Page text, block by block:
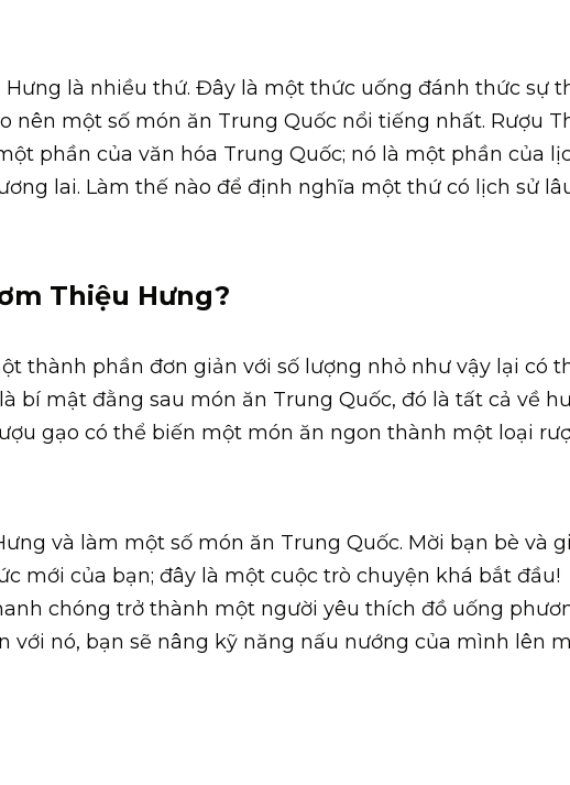
là nhiều thứ. Đây là một thức uống đánh thức sự
nên một số món ăn Trung Quốc nổi tiếng nhất. Rượu
phần của văn hóa Trung Quốc; nó là một phần của
lai. Làm thế nào để định nghĩa một thứ có lịch sử
Thiệu Hưng?
thành phần đơn giản với số lượng nhỏ như vậy lại có
bí mật đằng sau món ăn Trung Quốc, đó là tất cả về
gạo có thể biến một món ăn ngon thành một loại
và làm một số món ăn Trung Quốc. Mời bạn bè và
mới của bạn; đây là một cuộc trò chuyện khá bắt đầu!
chóng trở thành một người yêu thích đồ uống
với nó, bạn sẽ nâng kỹ năng nấu nướng của mình lên